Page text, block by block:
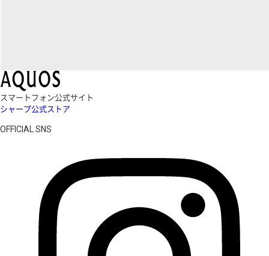
スマートフォン公式サイト
シャープ公式ストア
OFFICIAL SNS